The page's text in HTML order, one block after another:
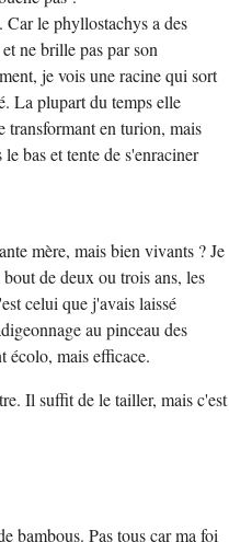
Car le phyllostachys a des
ne brille pas par son
je vois une racine qui sort
La plupart du temps elle
transformant en turion, mais
bas et tente de s'enraciner
mère, mais bien vivants ? Je
de deux ou trois ans, les
celui que j'avais laissé
au pinceau des
écolo, mais efficace.
Il suffit de le tailler, mais c'est
bambous. Pas tous car ma foi